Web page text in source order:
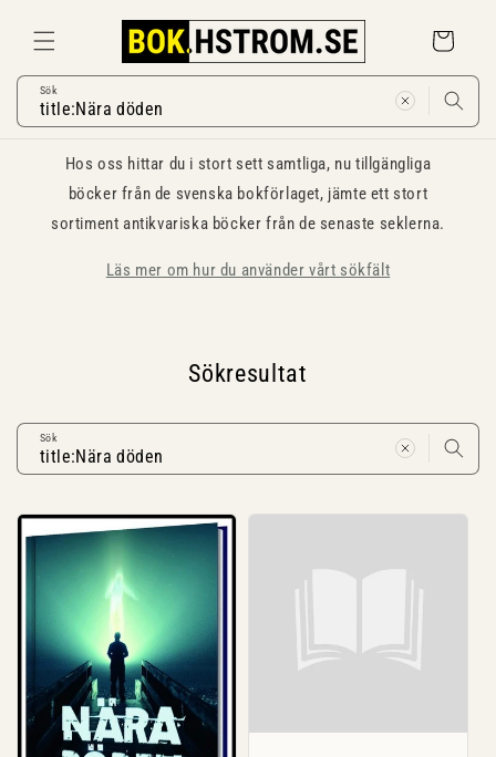
innehåll
Varukorg
Sök
Hos oss hittar du i stort sett samtliga, nu tillgängliga
böcker från de svenska bokförlaget, jämte ett stort
sortiment antikvariska böcker från de senaste seklerna.
Läs mer om hur du använder vårt sökfält
Sökresultat
Sök